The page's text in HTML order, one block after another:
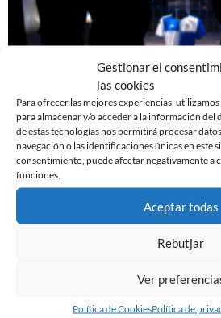
Gestionar el
las cookies
Para ofrecer las mejores experiencias,
para almacenar y/o acceder a la información
de estas tecnologías nos permitirá procesar
navegación o las identificaciones únicas en este
consentimiento, puede afectar negativamente a
funciones.
Aceptar todas
Rebutjar
Ver
Política de CookiesPolítica de
YA DISPONIBLE LA PRIMERA
TEMPORADA 26/27
29 de julio de 2026
Leer más »